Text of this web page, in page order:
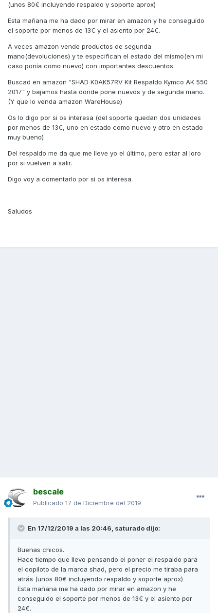
(unos 80€ incluyendo respaldo y soporte aprox)
Esta mañana me ha dado por mirar en amazon y he conseguido
el soporte por menos de 13€ y el asiento por 24€.
A veces amazon vende productos de segunda
mano(devoluciones) y te especifican el estado del mismo(en mi
caso ponía como nuevo) con importantes descuentos.
Buscad en amazon "SHAD K0AK57RV Kit Respaldo Kymco AK 550
2017" y bajamos hasta donde pone nuevos y de segunda mano.
(Y que lo venda amazon WareHouse)
Os lo digo por si os interesa (del soporte quedan dos unidades
por menos de 13€, uno en estado como nuevo y otro en estado
muy bueno)
Del respaldo me da que me lleve yo el último, pero estar al loro
por si vuelven a salir.
Digo voy a comentarlo por si os interesa.
Saludos
bescale
Publicado 17 de Diciembre del 2019
En 17/12/2019 a las 20:46, saturado dijo:
Buenas chicos.
Hace tiempo que llevo pensando el poner el respaldo para
el copiloto de la marca shad, pero el precio me tiraba para
atrás (unos 80€ incluyendo respaldo y soporte aprox)
Esta mañana me ha dado por mirar en amazon y he
conseguido el soporte por menos de 13€ y el asiento por
24€.